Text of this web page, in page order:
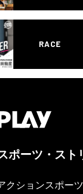
RACE
ポーツ・ス
クションスポー